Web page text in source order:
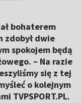
bohaterem
zdobył dwie
spokojem będą
– Na razie
się z tej
o kolejnym
TVPSPORT.PL.